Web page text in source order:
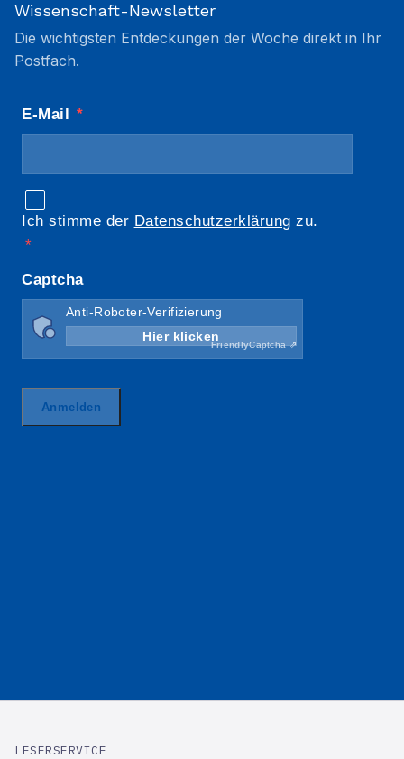
Wissenschaft-Newsletter
Die wichtigsten Entdeckungen der Woche direkt in Ihr
Postfach.
LESERSERVICE